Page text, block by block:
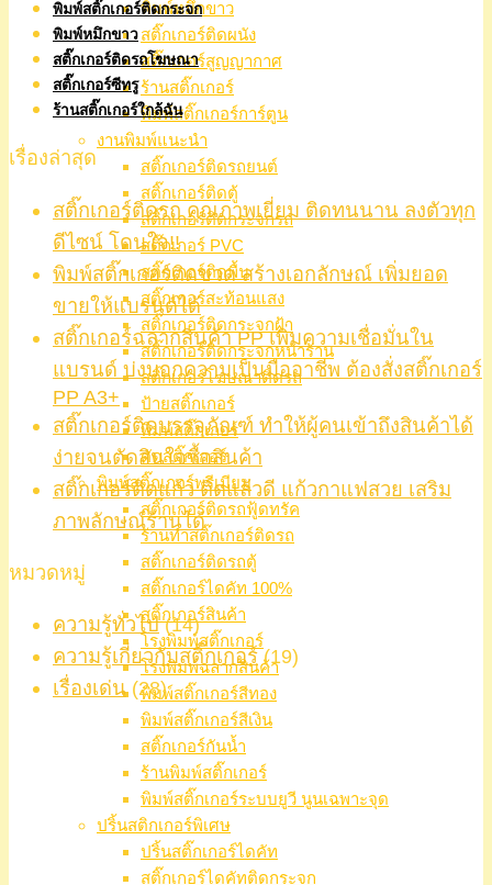
พิมพ์หมึกขาว
สติ๊กเกอร์ติดผนัง
สติ๊กเกอร์สูญญากาศ
ร้านสติ๊กเกอร์
พิมพ์สติ๊กเกอร์การ์ตูน
งานพิมพ์แนะนำ
สติ๊กเกอร์ติดรถยนต์
สติ๊กเกอร์ติดตู้
สติ๊กเกอร์ติดกระจกรถ
สติ๊กเกอร์ PVC
สติ๊กเกอร์ติดพื้น
สติ๊กเกอร์สะท้อนแสง
สติ๊กเกอร์ติดกระจกฝ้า
สติ๊กเกอร์ติดกระจกหน้าร้าน
สติ๊กเกอร์โฆษณาติดรถ
ป้ายสติ๊กเกอร์
พิมพ์สติ๊กเกอร์
ตัดสติ๊กเกอร์
พิมพ์สติ๊กเกอร์พรีเมียม
สติ๊กเกอร์ติดรถฟู้ดทรัค
ร้านทำสติ๊กเกอร์ติดรถ
สติ๊กเกอร์ติดรถตู้
สติ๊กเกอร์ไดคัท 100%
สติ๊กเกอร์สินค้า
โรงพิมพ์สติ๊กเกอร์
โรงพิมพ์ฉลากสินค้า
พิมพ์สติ๊กเกอร์สีทอง
พิมพ์สติ๊กเกอร์สีเงิน
สติ๊กเกอร์กันน้ำ
ร้านพิมพ์สติ๊กเกอร์
พิมพ์สติ๊กเกอร์ระบบยูวี นูนเฉพาะจุด
ปริ้นสติกเกอร์พิเศษ
ปริ้นสติ๊กเกอร์ไดคัท
สติ๊กเกอร์ไดคัทติดกระจก
พิมพ์สติ๊กเกอร์ติดกระจก
พิมพ์หมึกขาว
สติ๊กเกอร์ติดรถโฆษณา
สติ๊กเกอร์ซีทรู
ร้านสติ๊กเกอร์ใกล้ฉัน
เรื่องล่าสุด
สติ๊กเกอร์ติดรถ คุณภาพเยี่ยม ติดทนนาน ลงตัวทุก
ดีไซน์ โดนใจ!!
พิมพ์สติ๊กเกอร์ติดขวด สร้างเอกลักษณ์ เพิ่มยอด
ขายให้แบรนด์ได้
สติ๊กเกอร์ฉลากสินค้า PP เพิ่มความเชื่อมั่นใน
แบรนด์ บ่งบอกความเป็นมืออาชีพ ต้องสั่งสติ๊กเกอร์
PP A3+
สติ๊กเกอร์ติดบรรจุภัณฑ์ ทำให้ผู้คนเข้าถึงสินค้าได้
ง่ายจนตัดสินใจซื้อสินค้า
สติ๊กเกอร์ติดแก้ว ติดแล้วดี แก้วกาแฟสวย เสริม
ภาพลักษณ์ร้านได้
หมวดหมู่
ความรู้ทั่วไป(14)
ความรู้เกี่ยวกับสติ๊กเกอร์(19)
เรื่องเด่น(28)